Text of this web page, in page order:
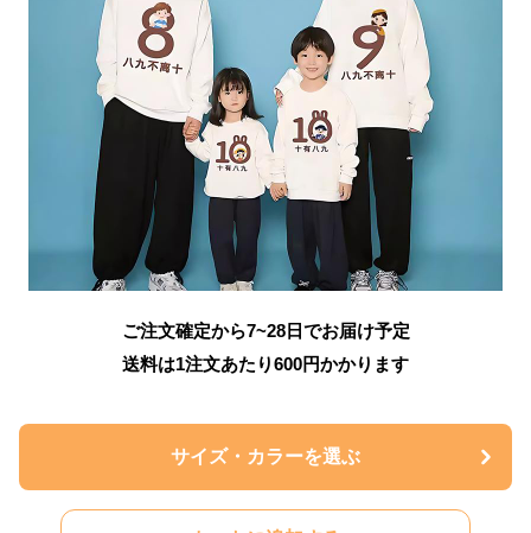
ご注文確定から7~28日でお届け予定
送料は1注文あたり600円かかります
サイズ・カラーを選ぶ